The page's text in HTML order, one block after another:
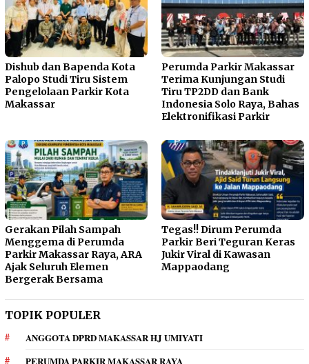
Dishub dan Bapenda Kota
Palopo Studi Tiru Sistem
Pengelolaan Parkir Kota
Makassar
Perumda Parkir Makassar
Terima Kunjungan Studi
Tiru TP2DD dan Bank
Indonesia Solo Raya, Bahas
Elektronifikasi Parkir
Gerakan Pilah Sampah
Menggema di Perumda
Parkir Makassar Raya, ARA
Ajak Seluruh Elemen
Bergerak Bersama
Tegas!! Dirum Perumda
Parkir Beri Teguran Keras
Jukir Viral di Kawasan
Mappaodang
TOPIK POPULER
ANGGOTA DPRD MAKASSAR HJ UMIYATI
PERUMDA PARKIR MAKASSAR RAYA